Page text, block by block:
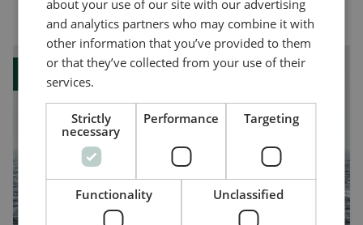
about your use of our site with our advertising
and analytics partners who may combine it with
other information that you’ve provided to them
or that they’ve collected from your use of their
services.
Strictly
necessary
Performance Targeting
Functionality Unclassified